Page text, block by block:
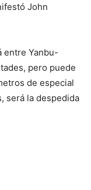
John
entre Yanbu-
pero puede
de especial
será la despedida